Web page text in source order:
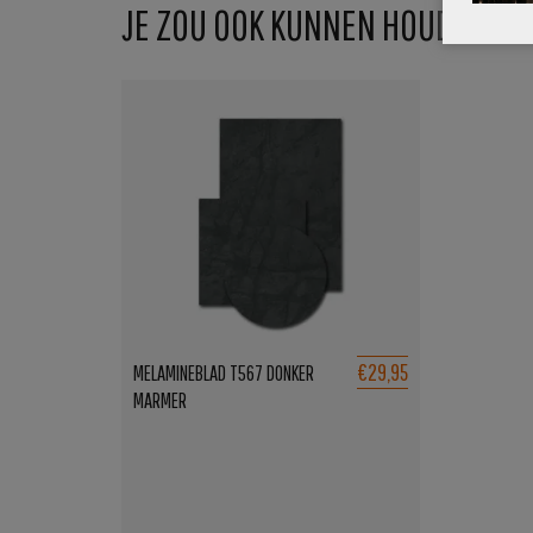
JE ZOU OOK KUNNEN HOUDEN
MELAMINEBLAD T567 DONKER
MARMER
€29,95